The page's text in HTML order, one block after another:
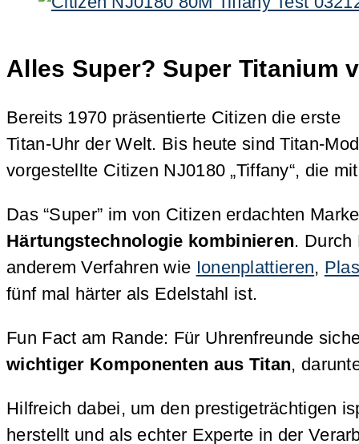
Alles Super? Super Titanium
Bereits 1970 präsentierte Citizen die erste
Titan-Uhr der Welt. Bis heute sind Titan-
vorgestellte Citizen NJ0180 „Tiffany“, die
Das “Super” im von Citizen erdachten
Härtungstechnologie kombinieren. Durch
anderem Verfahren wie Ionenplattieren,
fünf mal härter als Edelstahl ist.
Fun Fact am Rande: Für Uhrenfreunde
wichtiger Komponenten aus Titan,
Hilfreich dabei, um den prestigeträchtigen
herstellt und als echter Experte in der